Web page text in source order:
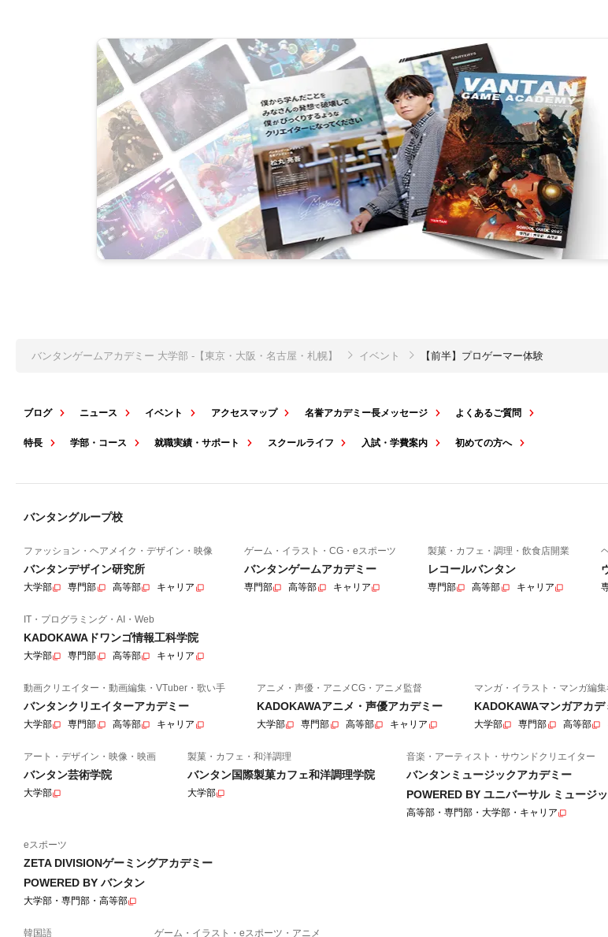
バンタンゲームアカデミー 大学部 -【東京・大阪・名古屋・札幌】 イベント 【前半】プロゲーマー体験
ブログ ニュース イベント アクセスマップ 名誉アカデミー長メッセージ よくあるご質問
特長 学部・コース 就職実績・サポート スクールライフ 入試・学費案内 初めての方へ
バンタングループ校
ファッション・ヘアメイク・デザイン・映像
バンタンデザイン研究所
大学部 専門部 高等部 キャリア
ゲーム・イラスト・CG・eスポーツ
バンタンゲームアカデミー
専門部 高等部 キャリア
製菓・カフェ・調理・飲食店開業
レコールバンタン
専門部 高等部 キャリア
IT・プログラミング・AI・Web
KADOKAWAドワンゴ情報工科学院
大学部 専門部 高等部 キャリア
動画クリエイター・動画編集・VTuber・歌い手
バンタンクリエイターアカデミー
大学部 専門部 高等部 キャリア
アニメ・声優・アニメCG・アニメ監督
KADOKAWAアニメ・声優アカデミー
大学部 専門部 高等部 キャリア
マンガ・イラスト・マンガ編
KADOKAWAマンガアカデ
大学部 専門部 高等部
アート・デザイン・映像・映画
バンタン芸術学院
大学部
製菓・カフェ・和洋調理
バンタン国際製菓カフェ和洋調理学院
大学部
音楽・アーティスト・サウンドクリエイター
バンタンミュージックアカデミー
POWERED BY ユニバーサル ミュージ
高等部・専門部・大学部・キャリア
eスポーツ
ZETA DIVISIONゲーミングアカデミー
POWERED BY バンタン
大学部・専門部・高等部
韓国語 ゲーム・イラスト・eスポーツ・アニメ